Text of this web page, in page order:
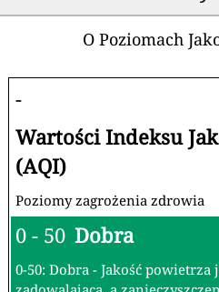
O Poziomach
-
Wartości Indeksu
(AQI)
Poziomy zagrożenia zdrowia
0 - 50 Dobra
0-50: Dobra - Jakość powietrza